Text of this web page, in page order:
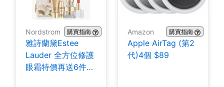
Nordstrom 購買指南
雅詩蘭黛Estee
Lauder 全方位修護
眼霜特價再送6件贈
Amazon 購買指南
Apple AirTag (第2
代)4個 $89